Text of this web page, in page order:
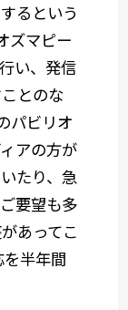
るという
ズマピー
い、発信
とのな
パビリオ
アの方が
たり、急
要望も多
あってこ
半年間